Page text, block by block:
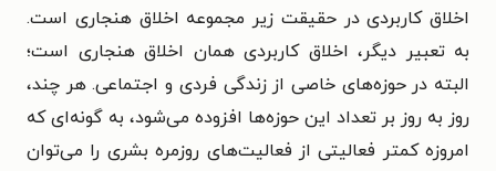
اخلاق کاربردی در حقیقت زیر مجموعه اخلاق هنجاری است.
به تعبیر دیگر، اخلاق کاربردی همان اخلاق هنجاری است؛
البته در حوزه‌های خاصی از زندگی فردی و اجتماعی. هر چند،
روز به روز بر تعداد این حوزه‌ها افزوده می‌شود، به گونه‌ای که
امروزه کمتر فعالیتی از فعالیت‌های روزمره بشری را می‌توان